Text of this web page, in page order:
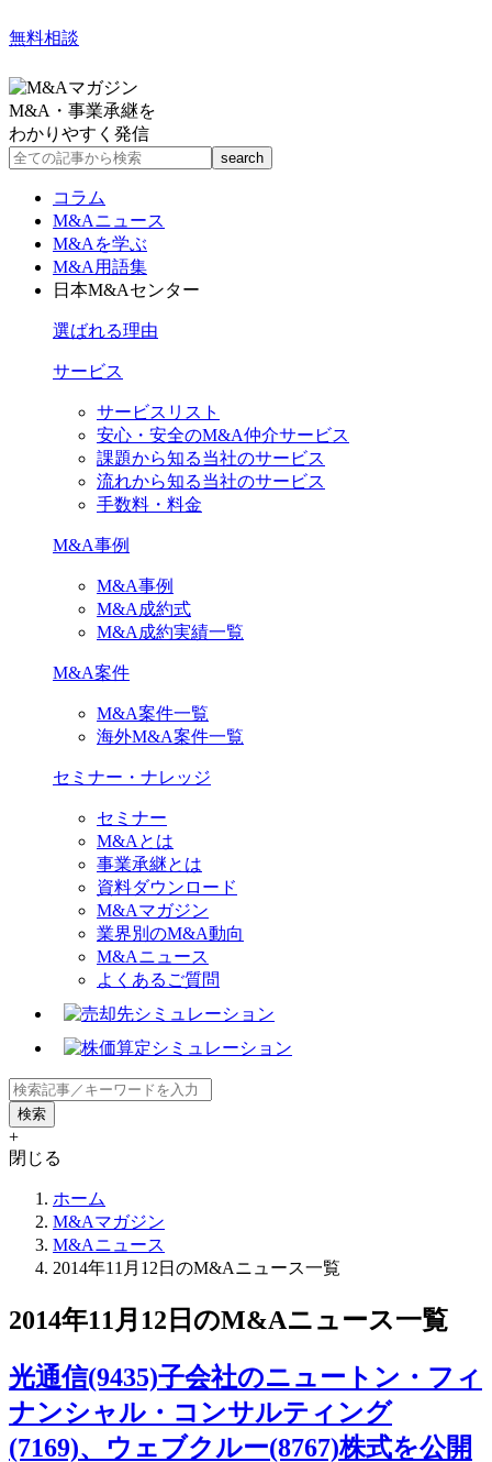
無料相談
M&A・事業承継を
わかりやすく発信
コラム
M&Aニュース
M&Aを学ぶ
M&A用語集
日本M&Aセンター
選ばれる理由
サービス
サービスリスト
安心・安全のM&A仲介サービス
課題から知る当社のサービス
流れから知る当社のサービス
手数料・料金
M&A事例
M&A事例
M&A成約式
M&A成約実績一覧
M&A案件
M&A案件一覧
海外M&A案件一覧
セミナー・ナレッジ
セミナー
M&Aとは
事業承継とは
資料ダウンロード
M&Aマガジン
業界別のM&A動向
M&Aニュース
よくあるご質問
+
閉じる
ホーム
M&Aマガジン
M&Aニュース
2014年11月12日のM&Aニュース一覧
2014年11月12日のM&Aニュース一覧
光通信(9435)子会社のニュートン・フィ
ナンシャル・コンサルティング
(7169)、ウェブクルー(8767)株式を公開